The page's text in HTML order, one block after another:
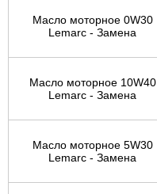
Масло моторное 0W30
Lemarc - Замена
Масло моторное 10W40
Lemarc - Замена
Масло моторное 5W30
Lemarc - Замена